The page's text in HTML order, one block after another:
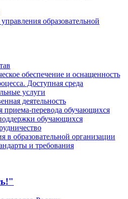
образовательной
обеспечение и оснащенность
Доступная среда
услуги
деятельность
приема-перевода обучающихся
обучающихся
в образовательной организации
и требования